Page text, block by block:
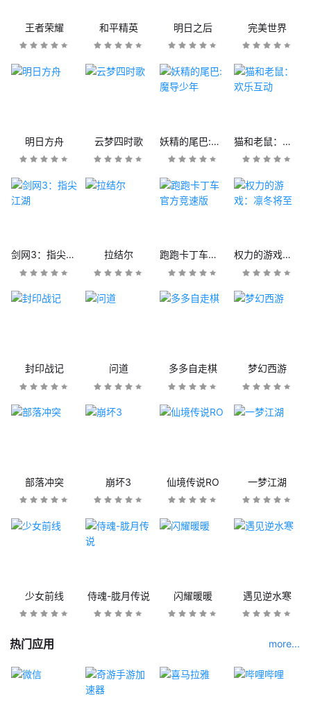
王者荣耀 和平精英 明日之后 完美世界
明日方舟 云梦四时歌 妖精的尾巴:魔导少年 猫和老鼠：欢乐互动
剑网3：指尖江湖 拉结尔 跑跑卡丁车官方竞速版 权力的游戏：凛冬将至
封印战记 问道 多多自走棋 梦幻西游
部落冲突 崩坏3 仙境传说RO 一梦江湖
少女前线 侍魂-胧月传说 闪耀暖暖 遇见逆水寒
热门应用 more...